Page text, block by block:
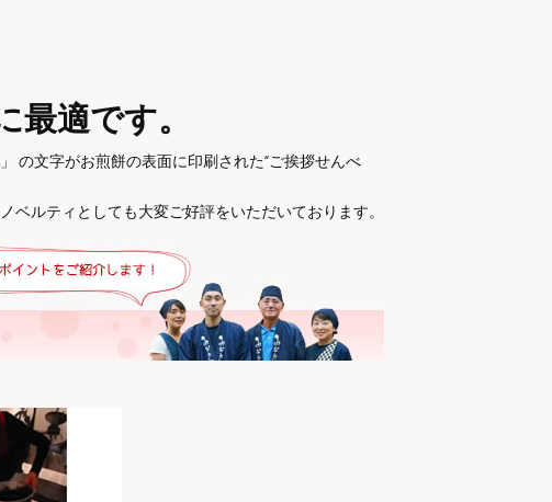
適です。
の文字がお煎餅の表面に印刷された“ご挨拶せんべ
ルティとしても大変ご好評をいただいております。